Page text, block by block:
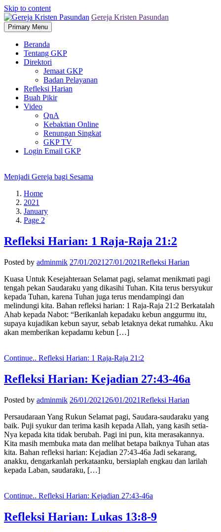
Skip to content
Gereja Kristen Pasundan
Primary Menu
Beranda
Tentang GKP
Direktori
Jemaat GKP
Badan Pelayanan
Refleksi Harian
Buah Pikir
Video
QnA
Kebaktian Online
Renungan Singkat
GKP TV
Login Email GKP
Menjadi Gereja bagi Sesama
Home
2021
January
Page 2
Refleksi Harian: 1 Raja-Raja 21:2
Posted by adminmik 27/01/2021 27/01/2021Refleksi Harian
Kuasa Untuk Kesejahteraan Selamat pagi, selamat menikmati pagi
tengah pekan Saudaraku yang dikasihi Tuhan. Kita terus bersyukur
kepada Tuhan, karena Tuhan juga terus mendampingi dan
melindungi kita. Bahan refleksi harian: 1 Raja-Raja 21:2 Berkatalah
Ahab kepada Nabot: “Berikanlah kepadaku kebun anggurmu itu,
supaya kujadikan kebun sayur, sebab letaknya dekat rumahku. Aku
akan memberikan kepadamu kebun […]
Continue.. Refleksi Harian: 1 Raja-Raja 21:2
Refleksi Harian: Kejadian 27:43-46a
Posted by adminmik 26/01/2021 26/01/2021Refleksi Harian
Persaudaraan Yang Rukun Selamat pagi, Saudara-saudaraku yang
baik. Puji syukur dan terima kasih kepada Allah, yang kasih setia-
Nya kepada kita tidak berubah. Pagi ini pun, kita merasakannya.
Kita masih membuka mata dan melihat betapa baiknya Tuhan atas
kita. Bahan refleksi harian: Kejadian 27:43-46a Jadi sekarang,
anakku, dengarkanlah perkataanku, bersiaplah engkau dan larilah
kepada Laban, saudaraku, […]
Continue.. Refleksi Harian: Kejadian 27:43-46a
Refleksi Harian: Lukas 13:8-9